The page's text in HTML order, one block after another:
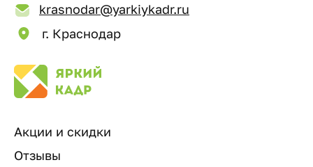
krasnodar@yarkiykadr.ru
г. Краснодар
Акции и скидки
Отзывы